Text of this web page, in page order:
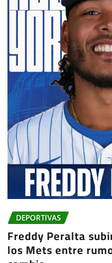
DEPORTIVAS
Freddy Peralta
los Mets entre